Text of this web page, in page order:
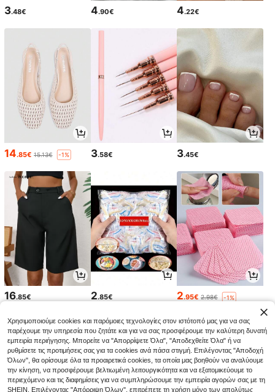
3.48€ 4.90€ 4.22€
14.85€ 15.13€ -1% 3.58€ 3.45€
16.85€ 2.85€ 2.95€ 2.98€ -1%
Χρησιμοποιούμε cookies και παρόμοιες τεχνολογίες στον ιστότοπό μας για να σας
παρέχουμε την υπηρεσία που ζητάτε και για να σας προσφέρουμε την καλύτερη δυνατή
εμπειρία περιήγησης. Μπορείτε να "Απορρίψετε Όλα", "Αποδεχθείτε Όλα" ή να
ρυθμίσετε τις προτιμήσεις σας για τα cookies ανά πάσα στιγμή. Επιλέγοντας "Αποδοχή
Όλων", θα ορίσουμε όλα τα προαιρετικά cookies, τα οποία μας βοηθούν να αναλύουμε
την κίνηση, να προσφέρουμε βελτιωμένη λειτουργικότητα και να εξατομικεύουμε το
περιεχόμενο και τις διαφημίσεις για να συμπληρώσουμε την εμπειρία αγορών σας με τη
SHEIN. Επιλέγοντας "Απόρριψη Όλων", επιτρέπετε τη χρήση μόνο των απολύτως